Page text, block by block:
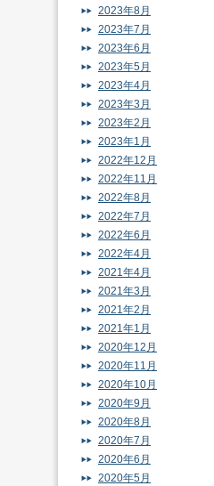
2023年8月
2023年7月
2023年6月
2023年5月
2023年4月
2023年3月
2023年2月
2023年1月
2022年12月
2022年11月
2022年8月
2022年7月
2022年6月
2022年4月
2021年4月
2021年3月
2021年2月
2021年1月
2020年12月
2020年11月
2020年10月
2020年9月
2020年8月
2020年7月
2020年6月
2020年5月